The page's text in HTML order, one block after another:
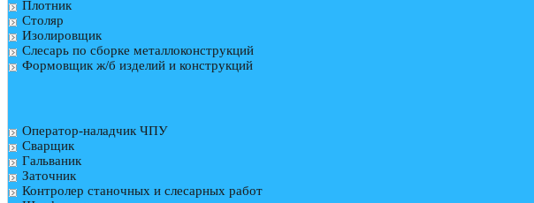
Плотник
Столяр
Изолировщик
Слесарь по сборке металлоконструкций
Формовщик ж/б изделий и конструкций
Оператор-наладчик ЧПУ
Сварщик
Гальваник
Заточник
Контролер станочных и слесарных работ